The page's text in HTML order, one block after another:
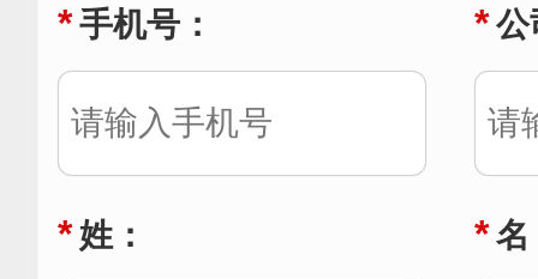
*手机号： * 公
*姓： * 名